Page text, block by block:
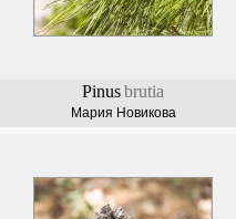
Pinusbrutia
Мария Новикова